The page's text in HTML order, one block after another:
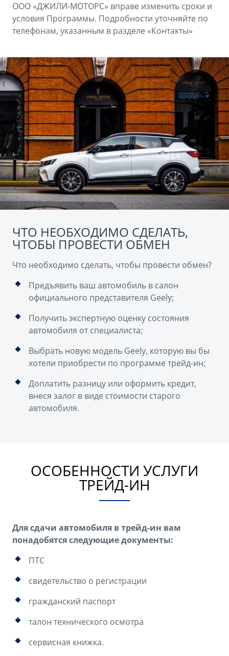
ООО «ДЖИЛИ-МОТОРС» вправе изменить сроки и
условия Программы. Подробности уточняйте по
телефонам, указанным в разделе «Контакты»
ЧТО НЕОБХОДИМО СДЕЛАТЬ,
ЧТОБЫ ПРОВЕСТИ ОБМЕН
Что необходимо сделать, чтобы провести обмен?
Предъявить ваш автомобиль в салон
официального представителя Geely;
Получить экспертную оценку состояния
автомобиля от специалиста;
Выбрать новую модель Geely, которую вы бы
хотели приобрести по программе трейд-ин;
Доплатить разницу или оформить кредит,
внеся залог в виде стоимости старого
автомобиля.
ОСОБЕННОСТИ УСЛУГИ
ТРЕЙД-ИН
Для сдачи автомобиля в трейд-ин вам
понадобятся следующие документы:
ПТС
свидетельство о регистрации
гражданский паспорт
талон технического осмотра
сервисная книжка.